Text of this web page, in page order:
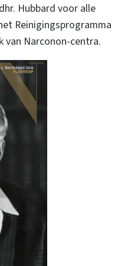
Hubbard voor alle
Reinigingsprogramma
Narconon-centra.